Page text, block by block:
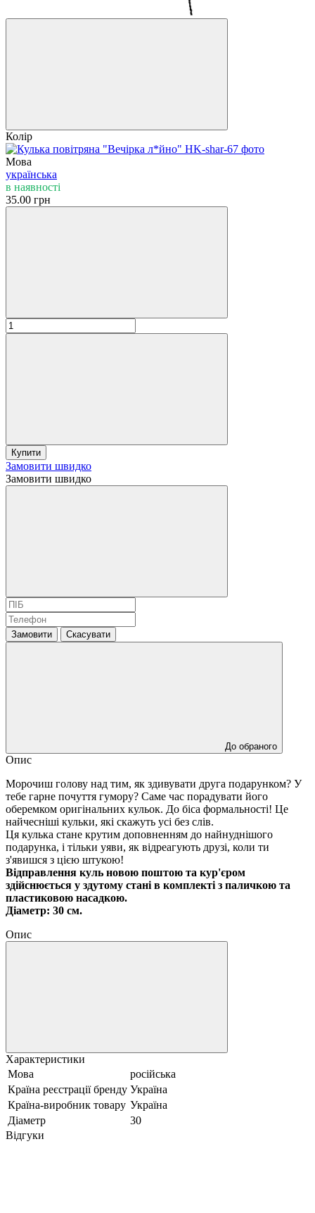
Колір
Мова
українська
в наявності
35.00 грн
Купити
Замовити швидко
Замовити швидко
Замовити Скасувати
До обраного
Опис
Морочиш голову над тим, як здивувати друга подарунком? У
тебе гарне почуття гумору? Саме час порадувати його
оберемком оригінальних кульок. До біса формальності! Це
найчесніші кульки, які скажуть усі без слів.
Ця кулька стане крутим доповненням до найнуднішого
подарунка, і тільки уяви, як відреагують друзі, коли ти
з'явишся з цією штукою!
Відправлення куль новою поштою та кур'єром
здійснюється у здутому стані в комплекті з паличкою та
пластиковою насадкою.
Діаметр: 30 см.
Опис
Характеристики
Мова
російська
Країна реєстрації бренду Україна
Країна-виробник товару Україна
Діаметр
30
Відгуки